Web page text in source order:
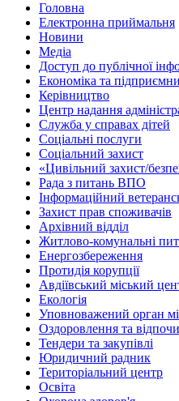
Головна
Електронна приймальня
Новини
Медіа
Доступ до публічної
Економіка та
Керівництво
Центр надання
Служба у справах дітей
Соціальні послуги
Соціальний захист
«Цивільний захист/
Рада з питань ВПО
Інформаційний
Захист прав споживачів
Архівний відділ
Житлово-комунальні
Енергозбереження
Протидія корупції
Авдіївський міський
Екологія
Уповноважений орган
Оздоровлення та
Тендери та закупівлі
Юридичний радник
Територіальний центр
Освіта